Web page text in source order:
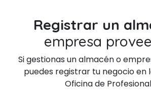
Registrar un
empresa
Si gestionas un almacén o
puedes registrar tu negocio
Oficina de